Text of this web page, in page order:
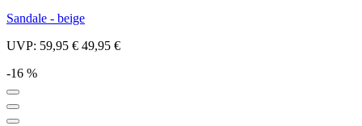
Sandale - beige
UVP: 59,95 € 49,95 €
-16 %